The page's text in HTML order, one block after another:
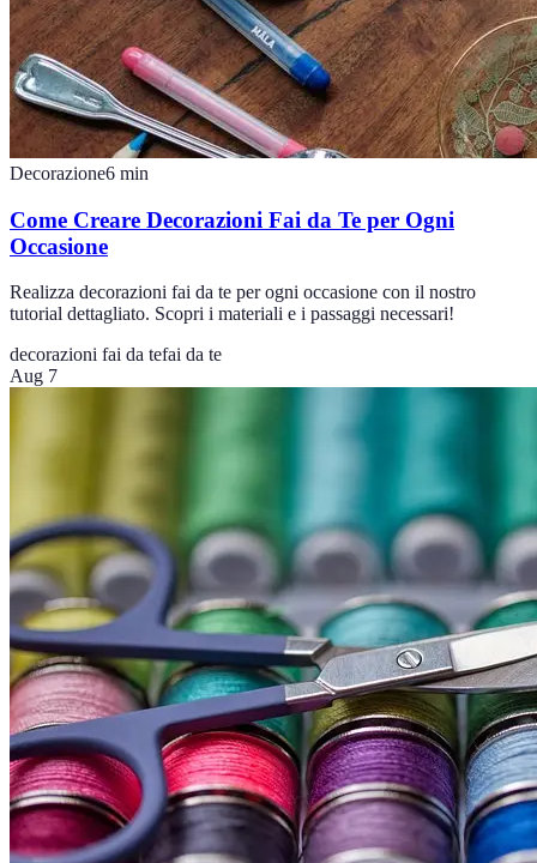
Decorazione6 min
Come Creare Decorazioni Fai da Te per Ogni
Occasione
Realizza decorazioni fai da te per ogni occasione con il nostro
tutorial dettagliato. Scopri i materiali e i passaggi necessari!
decorazioni fai da tefai da te
Aug 7